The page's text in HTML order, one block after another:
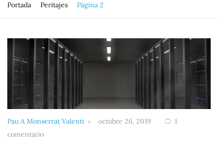
Portada Peritajes Página 2
Pau A Monserrat Valenti octubre 26, 2019
1
comentario